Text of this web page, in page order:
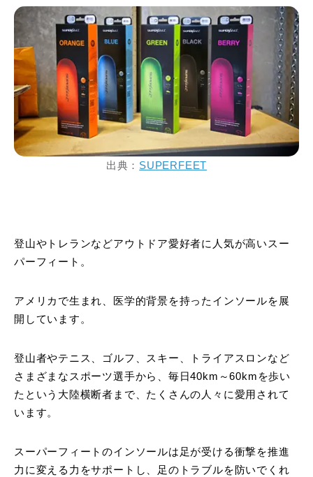
出典： SUPERFEET
登山やトレランなどアウトドア愛好者に人気が高いスー
パーフィート。
アメリカで生まれ、医学的背景を持ったインソールを展
開しています。
登山者やテニス、ゴルフ、スキー、トライアスロンなど
さまざまなスポーツ選手から、毎日40km～60kmを歩い
たという大陸横断者まで、たくさんの人々に愛用されて
います。
スーパーフィートのインソールは足が受ける衝撃を推進
力に変える力をサポートし、足のトラブルを防いでくれ